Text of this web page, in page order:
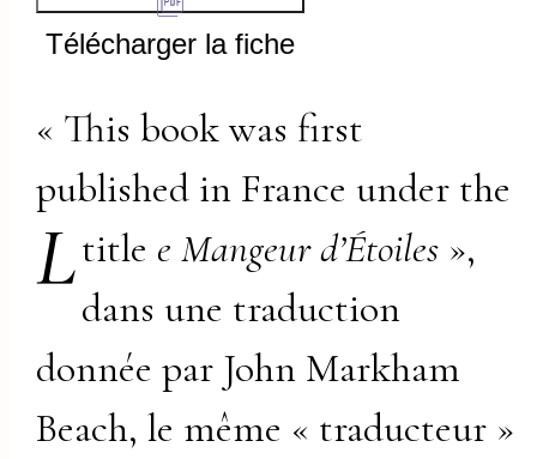
Télécharger la fiche
« This book was first
published in France under the
title
L e Mangeur d’Étoiles»,
dans une traduction
donnée par John Markham
Beach, le même « traducteur »